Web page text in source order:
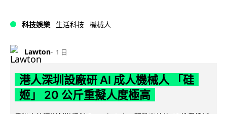
科技娛樂 生活科技 機械人
Lawton 1 日
港人深圳設廠研 AI 成人機械人 「硅
姬」 20 公斤重擬人度極高